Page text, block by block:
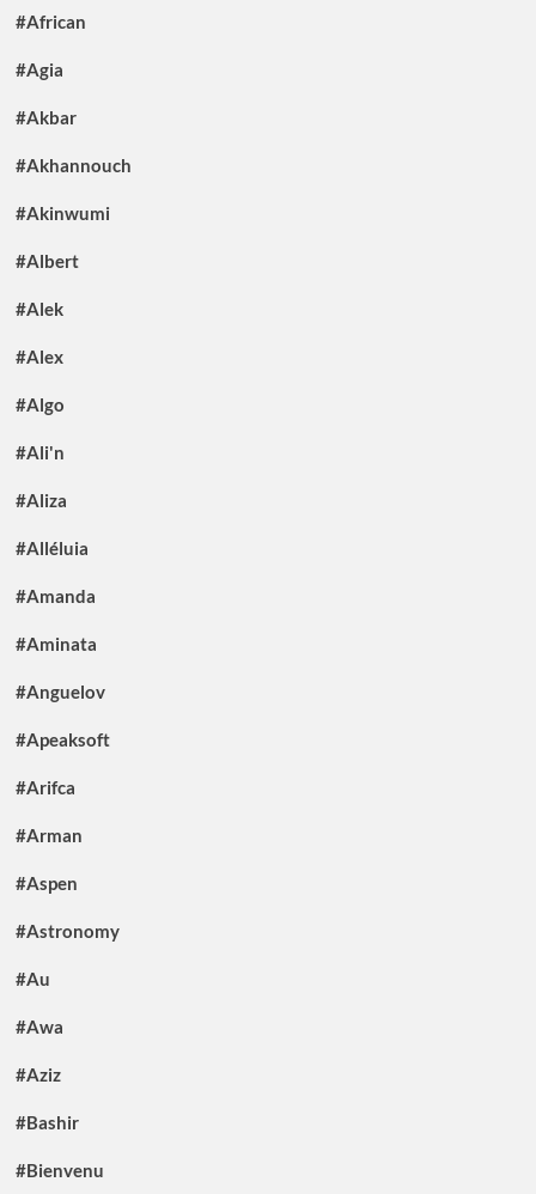
#African
#Agia
#Akbar
#Akhannouch
#Akinwumi
#Albert
#Alek
#Alex
#Algo
#Ali'n
#Aliza
#Alléluia
#Amanda
#Aminata
#Anguelov
#Apeaksoft
#Arifca
#Arman
#Aspen
#Astronomy
#Au
#Awa
#Aziz
#Bashir
#Bienvenu